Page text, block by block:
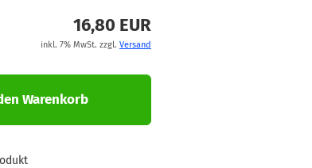
16,80 EUR
inkl. 7% MwSt. zzgl. Versand
Warenkorb